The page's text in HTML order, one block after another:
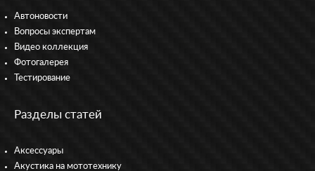
Автоновости
Вопросы экспертам
Видео коллекция
Фотогалерея
Тестирование
Разделы статей
Аксессуары
Акустика на мототехнику